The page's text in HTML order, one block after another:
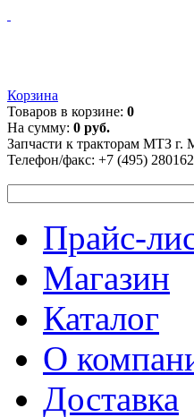
Корзина
Товаров в корзине: 0
На сумму: 0 руб.
Запчасти к тракторам МТЗ г.
Телефон/факс: +7 (495)
Прайс-
Магазин
Каталог
О
Доставка